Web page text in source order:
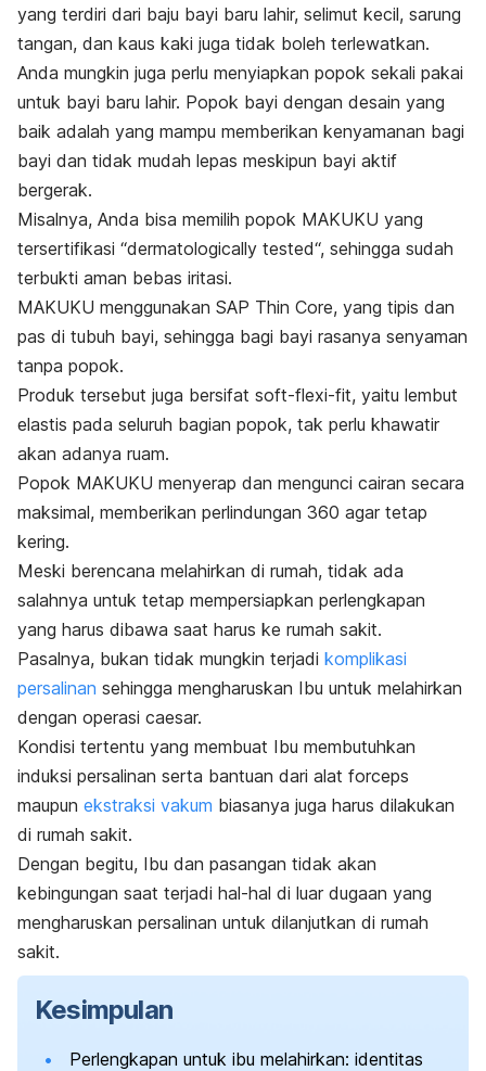
yang terdiri dari baju bayi baru lahir, selimut kecil, sarung
tangan, dan kaus kaki juga tidak boleh terlewatkan.
Anda mungkin juga perlu menyiapkan popok sekali pakai
untuk bayi baru lahir. Popok bayi dengan desain yang
baik adalah yang mampu memberikan kenyamanan bagi
bayi dan tidak mudah lepas meskipun bayi aktif
bergerak.
Misalnya, Anda bisa memilih popok MAKUKU yang
tersertifikasi “dermatologically tested“, sehingga sudah
terbukti aman bebas iritasi.
MAKUKU menggunakan SAP Thin Core, yang tipis dan
pas di tubuh bayi, sehingga bagi bayi rasanya senyaman
tanpa popok.
Produk tersebut juga bersifat soft-flexi-fit, yaitu lembut
elastis pada seluruh bagian popok, tak perlu khawatir
akan adanya ruam.
Popok MAKUKU menyerap dan mengunci cairan secara
maksimal, memberikan perlindungan 360 agar tetap
kering.
Meski berencana melahirkan di rumah, tidak ada
salahnya untuk tetap mempersiapkan perlengkapan
yang harus dibawa saat harus ke rumah sakit.
Pasalnya, bukan tidak mungkin terjadi komplikasi
persalinan sehingga mengharuskan Ibu untuk melahirkan
dengan operasi caesar.
Kondisi tertentu yang membuat Ibu membutuhkan
induksi persalinan serta bantuan dari alat forceps
maupun ekstraksi vakum biasanya juga harus dilakukan
di rumah sakit.
Dengan begitu, Ibu dan pasangan tidak akan
kebingungan saat terjadi hal-hal di luar dugaan yang
mengharuskan persalinan untuk dilanjutkan di rumah
sakit.
Kesimpulan
Perlengkapan untuk ibu melahirkan: identitas